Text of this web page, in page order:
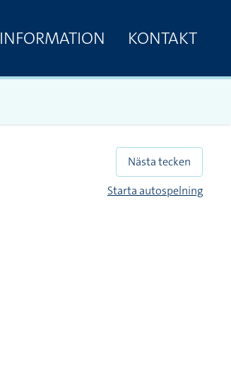
INFORMATION KONTAKT
Nästa tecken
Starta autospelning